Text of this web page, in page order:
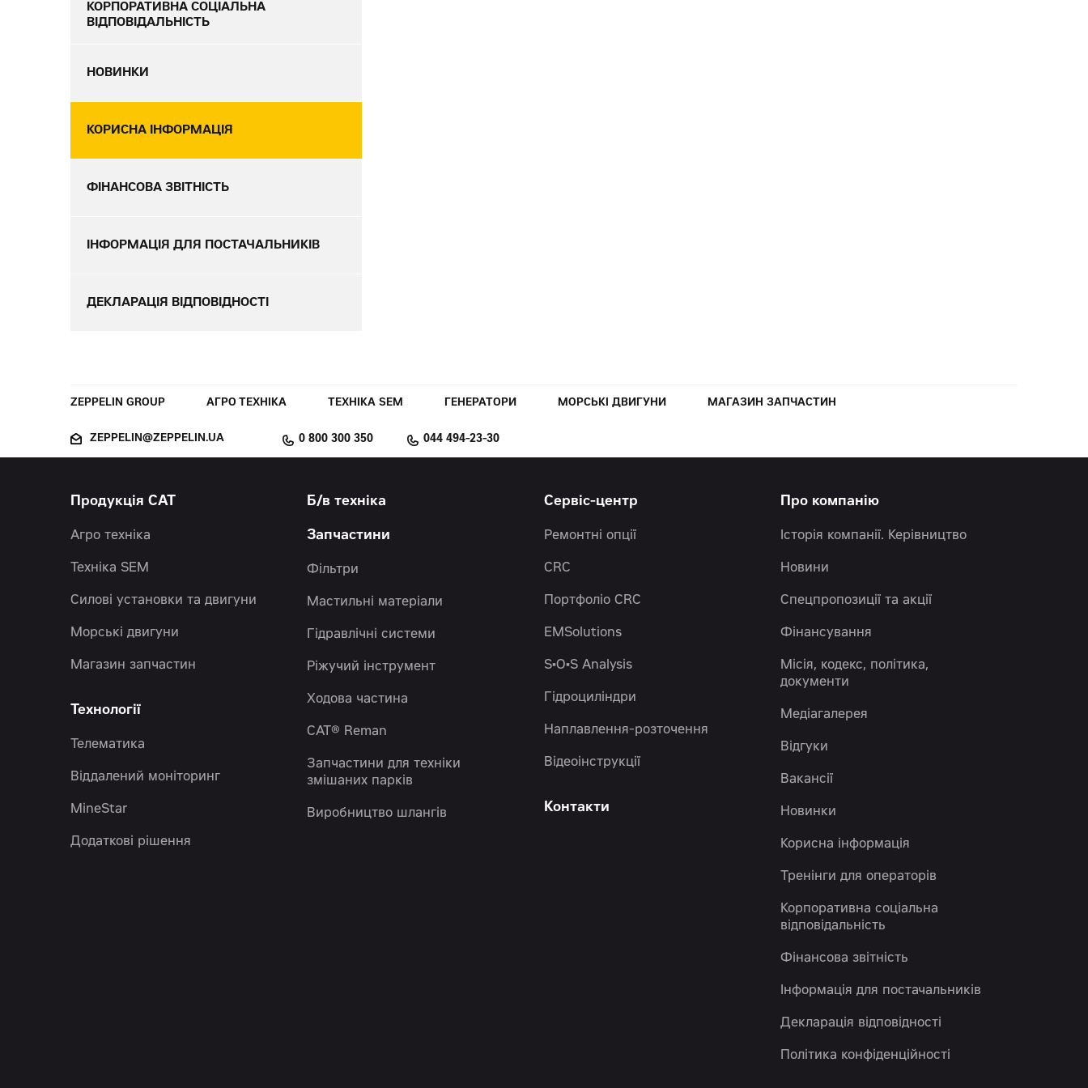
КОРПОРАТИВНА СОЦІАЛЬНА
ВІДПОВІДАЛЬНІСТЬ
НОВИНКИ
КОРИСНА ІНФОРМАЦІЯ
ФІНАНСОВА ЗВІТНІСТЬ
ІНФОРМАЦІЯ ДЛЯ ПОСТАЧАЛЬНИКІВ
ДЕКЛАРАЦІЯ ВІДПОВІДНОСТІ
ZEPPELIN GROUP АГРО ТЕХНІКА ТЕХНІКА SEM ГЕНЕРАТОРИ МОРСЬКІ ДВИГУНИ МАГАЗИН ЗАПЧАСТИН
ZEPPELIN@ZEPPELIN.UA 0 800 300 350 044 494-23-30
Продукція CAT
Агро техніка
Техніка SEM
Силові установки та двигуни
Морські двигуни
Магазин запчастин
Технології
Телематика
Віддалений моніторинг
MineStar
Додаткові рішення
Б/в техніка
Запчастини
Фільтри
Мастильні матеріали
Гідравлічні системи
Ріжучий інструмент
Ходова частина
CAT® Reman
Запчастини для техніки
змішаних парків
Виробництво шлангів
Сервіс-центр
Ремонтні опції
CRC
Портфоліо CRC
EMSolutions
S•O•S Analysis
Гідроциліндри
Наплавлення-розточення
Відеоінструкції
Контакти
Про компанію
Історія компанії. Керівництво
Новини
Спецпропозиції та акції
Фінансування
Місія, кодекс, політика,
документи
Медіагалерея
Відгуки
Вакансії
Новинки
Корисна інформація
Тренінги для операторів
Корпоративна соціальна
відповідальність
Фінансова звітність
Інформація для постачальників
Декларація відповідності
Політика конфіденційності